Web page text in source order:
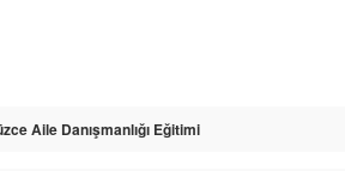
Aile Danışmanlığı Eğitimi